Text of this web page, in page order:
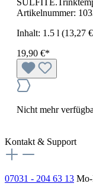
Artikelnummer:
Inhalt: 1.5 l (13,27
19,90 €*
Nicht mehr
Kontakt & Support
07031 - 204 63 13